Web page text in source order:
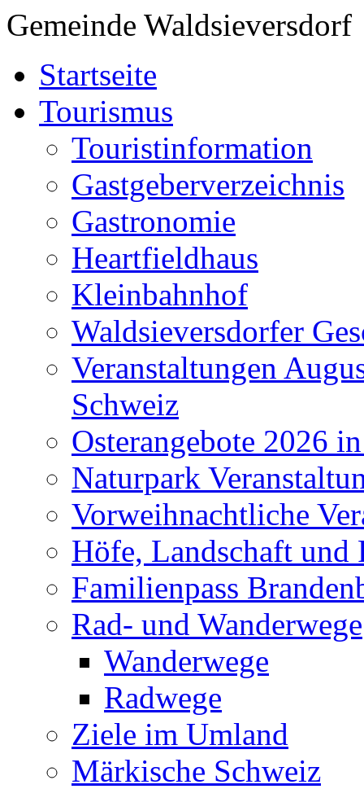
Gemeinde Waldsieversdorf
Startseite
Tourismus
Touristinformation
Gastgeberverzeichnis
Gastronomie
Heartfieldhaus
Kleinbahnhof
Waldsieversdorfer
Veranstaltungen
Schweiz
Osterangebote 2026
Naturpark
Vorweihnachtliche
Höfe, Landschaft und
Familienpass
Rad- und Wanderwege
Wanderwege
Radwege
Ziele im Umland
Märkische Schweiz